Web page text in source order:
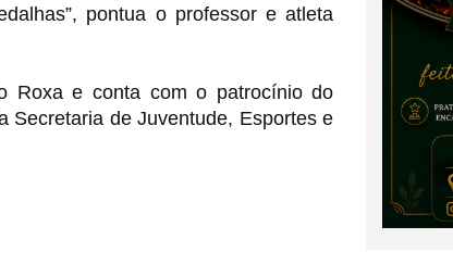
pontua o professor e atleta
Roxa e conta com o patrocínio do
Secretaria de Juventude, Esportes e